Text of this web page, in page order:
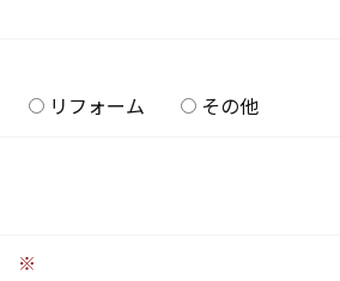
リフォーム その他